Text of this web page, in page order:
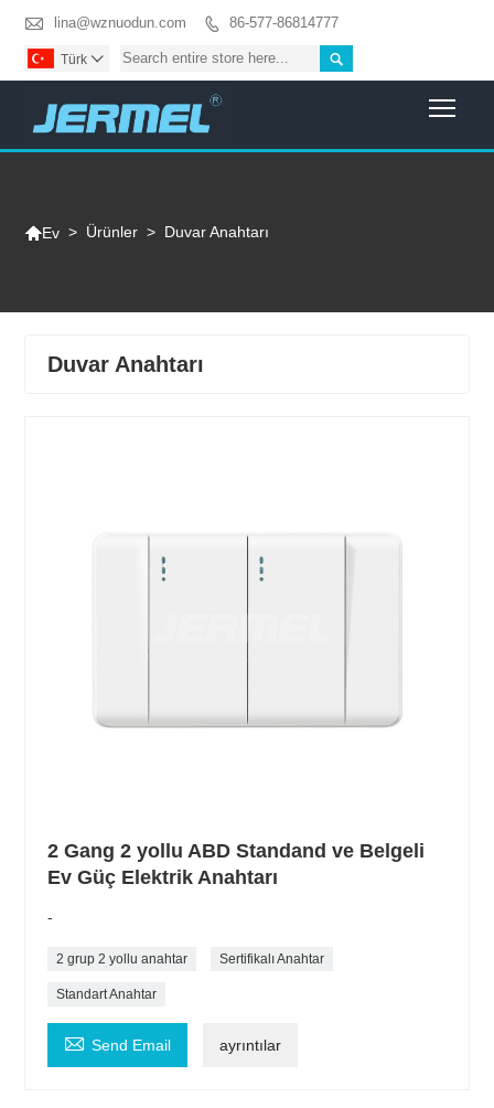
 lina@wznuodun.com  86-577-86814777

Türk 
Ev > Ürünler > Duvar Anahtarı
Duvar Anahtarı
2 Gang 2 yollu ABD Standand ve Belgeli
Ev Güç Elektrik Anahtarı
-
2 grup 2 yollu anahtar Sertifikalı Anahtar
Standart Anahtar
 Send Email ayrıntılar